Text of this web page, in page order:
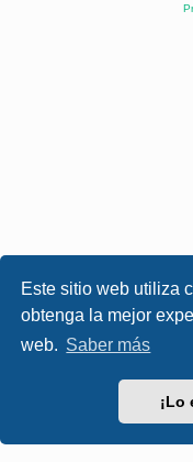
Este sitio web utiliza
obtenga la mejor
web. Saber más
¡Lo